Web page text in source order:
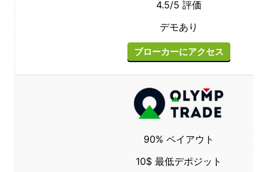
4.5/5 評価
デモあり
ブローカーにアクセス
90% ペイアウト
10$ 最低デポジット